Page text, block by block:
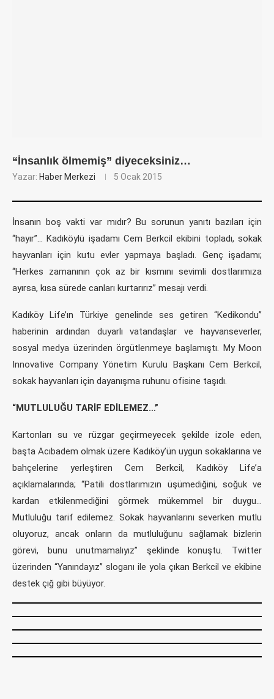
“İnsanlık ölmemiş” diyeceksiniz…
Yazar: Haber Merkezi 5 Ocak 2015
İnsanın boş vakti var mıdır? Bu sorunun yanıtı bazıları için
“hayır”… Kadıköylü işadamı Cem Berkcil ekibini topladı, sokak
hayvanları için kutu evler yapmaya başladı. Genç işadamı;
“Herkes zamanının çok az bir kısmını sevimli dostlarımıza
ayırsa, kısa sürede canları kurtarırız” mesajı verdi.
Kadıköy Life’ın Türkiye genelinde ses getiren “Kedikondu”
haberinin ardından duyarlı vatandaşlar ve hayvanseverler,
sosyal medya üzerinden örgütlenmeye başlamıştı. My Moon
Innovative Company Yönetim Kurulu Başkanı Cem Berkcil,
sokak hayvanları için dayanışma ruhunu ofisine taşıdı.
“MUTLULUĞU TARİF EDİLEMEZ…”
Kartonları su ve rüzgar geçirmeyecek şekilde izole eden,
başta Acıbadem olmak üzere Kadıköy’ün uygun sokaklarına ve
bahçelerine yerleştiren Cem Berkcil, Kadıköy Life’a
açıklamalarında; “Patili dostlarımızın üşümediğini, soğuk ve
kardan etkilenmediğini görmek mükemmel bir duygu…
Mutluluğu tarif edilemez. Sokak hayvanlarını severken mutlu
oluyoruz, ancak onların da mutluluğunu sağlamak bizlerin
görevi, bunu unutmamalıyız” şeklinde konuştu. Twitter
üzerinden “Yanındayız” sloganı ile yola çıkan Berkcil ve ekibine
destek çığ gibi büyüyor.